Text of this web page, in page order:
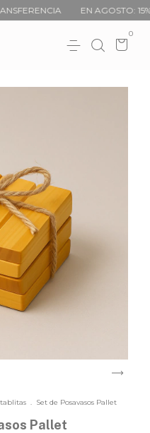
EN AGOSTO: 15% OFF EN
0
. Set de Posavasos Pallet
Pallet